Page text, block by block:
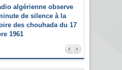
algérienne observe
de silence à la
des chouhada du 17
1961